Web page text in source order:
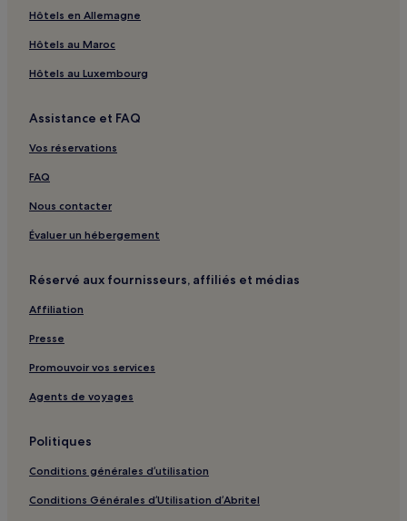
Hôtels en Allemagne
Hôtels au Maroc
Hôtels au Luxembourg
Assistance et FAQ
Vos réservations
FAQ
Nous contacter
Évaluer un hébergement
Réservé aux fournisseurs, affiliés et médias
Affiliation
Presse
Promouvoir vos services
Agents de voyages
Politiques
Conditions générales d’utilisation
Conditions Générales d’Utilisation d’Abritel